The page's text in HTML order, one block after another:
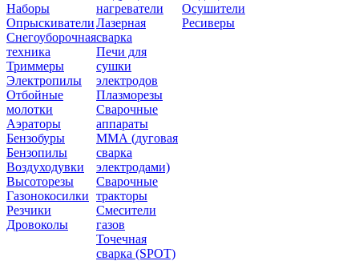
Наборы
Опрыскиватели
Снегоуборочная
техника
Триммеры
Электропилы
Отбойные
молотки
Аэраторы
Бензобуры
Бензопилы
Воздуходувки
Высоторезы
Газонокосилки
Резчики
Дровоколы
нагреватели
Лазерная
сварка
Печи для
сушки
электродов
Плазморезы
Сварочные
аппараты
ММА (дуговая
сварка
электродами)
Сварочные
тракторы
Смесители
газов
Точечная
сварка (SPOT)
Осушители
Ресиверы